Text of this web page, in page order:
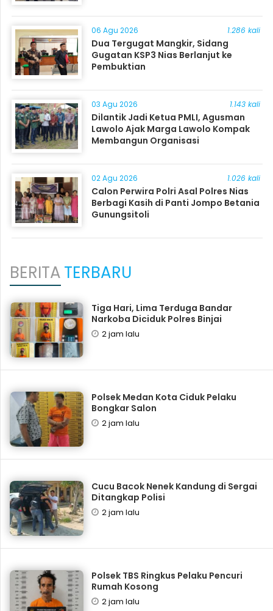
06 Agu 2026 1.286 kali
Dua Tergugat Mangkir, Sidang
Gugatan KSP3 Nias Berlanjut ke
Pembuktian
03 Agu 2026 1.143 kali
Dilantik Jadi Ketua PMLI, Agusman
Lawolo Ajak Marga Lawolo Kompak
Membangun Organisasi
02 Agu 2026 1.026 kali
Calon Perwira Polri Asal Polres Nias
Berbagi Kasih di Panti Jompo Betania
Gunungsitoli
BERITATERBARU
Tiga Hari, Lima Terduga Bandar
Narkoba Diciduk Polres Binjai
2 jam lalu
Polsek Medan Kota Ciduk Pelaku
Bongkar Salon
2 jam lalu
Cucu Bacok Nenek Kandung di Sergai
Ditangkap Polisi
2 jam lalu
Polsek TBS Ringkus Pelaku Pencuri
Rumah Kosong
2 jam lalu